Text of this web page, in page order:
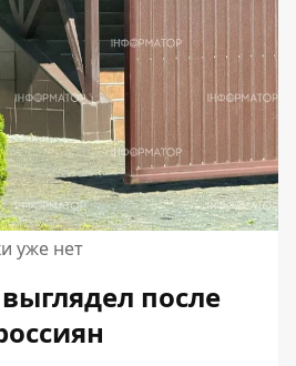
уже нет
после